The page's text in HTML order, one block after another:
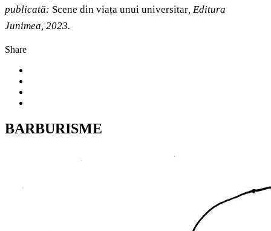
publicată: Scene din viața unui universitar, Editura
Junimea, 2023.
Share
BARBURISME